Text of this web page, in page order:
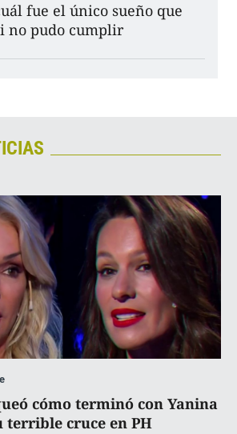
fue el único sueño que
no pudo cumplir
cómo terminó con Yanina
cruce en PH